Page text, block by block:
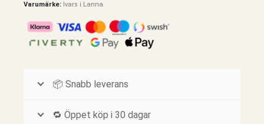
Varumärke: Ivars i Lanna
📦 Snabb leverans
🔁 Öppet köp i 30 dagar